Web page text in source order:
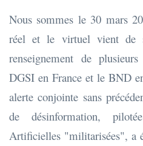
Nous sommes le 30 mars
réel et le virtuel vient de
renseignement de
DGSI en France et le BND
alerte conjointe sans
de désinformation,
Artificielles "militarisées", a